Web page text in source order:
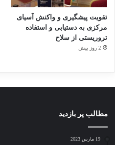
تقویت پیشگیری و واکنش آسیای
مرکزی به دستیابی و استفاده
تروریستی از سلاح
2 روز پیش
مطالب پر بازدید
19 مارس 2023